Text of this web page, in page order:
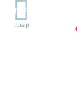
TOP
Товар